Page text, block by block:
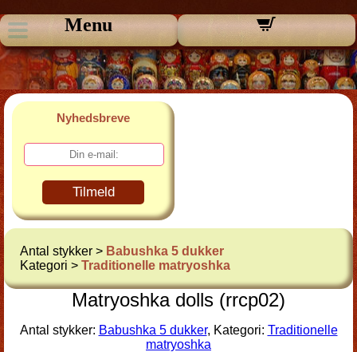
Menu
Nyhedsbreve
Tilmeld
Antal stykker > Babushka 5 dukker
Kategori > Traditionelle matryoshka
Matryoshka dolls (rrcp02)
Antal stykker: Babushka 5 dukker, Kategori: Traditionelle
matryoshka